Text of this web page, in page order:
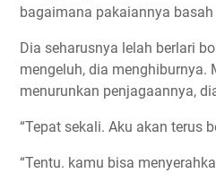
bagaimana pakaiannya basah
Dia seharusnya lelah berlari
mengeluh, dia menghiburnya.
menurunkan penjagaannya,
“Tepat sekali. Aku akan terus
“Tentu. kamu bisa